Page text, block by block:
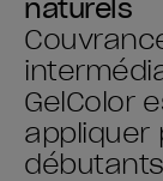
naturels
GelColor
appliquer